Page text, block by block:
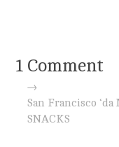
1 Comment
→
San Francisco
SNACKS